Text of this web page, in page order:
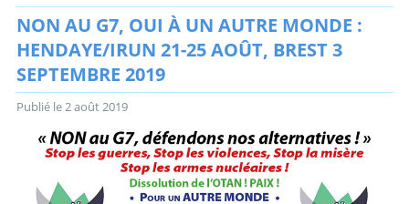
NON AU G7, OUI À UN AUTRE MONDE :
HENDAYE/IRUN 21-25 AOÛT, BREST 3
SEPTEMBRE 2019
Publié le2 août 2019